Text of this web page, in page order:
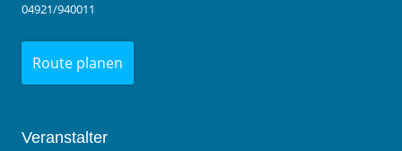
04921/940011
Route planen
Veranstalter